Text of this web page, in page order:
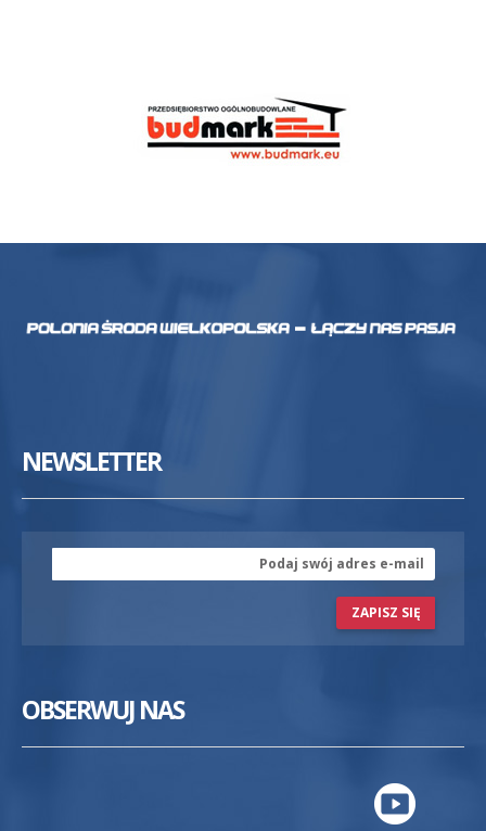
NEWSLETTER
ZAPISZ SIĘ
OBSERWUJ NAS